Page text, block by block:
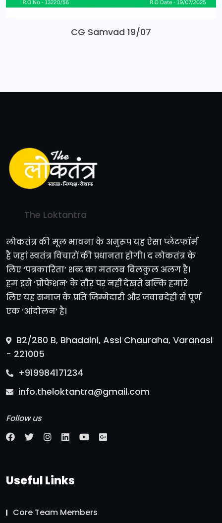
CG Samvad 19/07
The Loktantra
लोकतंत्र की मूल भावना के अनुरूप यह ऐसा प्लेटफॉर्म
है जहां स्वतंत्र विचारों की प्रधानता होगी। द लोकतंत्र के
लिए ‘पत्रकारिता’ शब्द का मतलब बिलकुल अलग है।
हम इसे ‘प्रोफेशन’ के तौर पर नहीं देखते बल्कि हमारे
लिए यह समाज के प्रति जिम्मेदारी और जवाबदेही से पूर्ण
एक ‘आंदोलन’ है।
B2/280 B, Bhadaini, Assi Chauraha, Varanasi
- 221005
+919984171234
info.theloktantra@gmail.com
Follow us
Useful Links
Core Team Members